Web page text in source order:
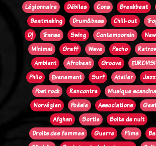
Légionnaire
Débiles Cons Breakbeat
Beatmaking
Drum&bass Chill-out
Dj
Transe Swing Contemporain
Minimal
Graff Wave Pscho
Ambient
Afrobeat Groove
Philo
Evenement Surf Atelier
Post rock
Rencontre
Musique
Norvégien
Poèsie Associations
Afghan
Sortie
Boite de nuit
Droits des femmes
Guerre Films